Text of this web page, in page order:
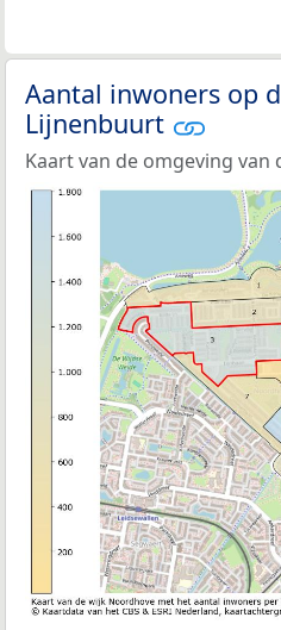
Aantal inwoners op
Lijnenbuurt
Kaart van de omgeving van